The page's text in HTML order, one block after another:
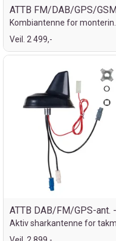
Veil. 2 499,-